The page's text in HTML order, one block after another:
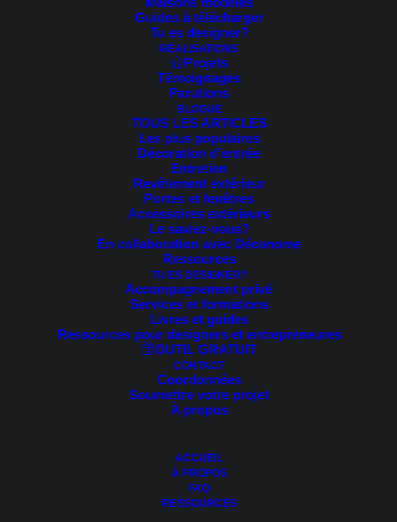
Guides à télécharger
Tu es designer?
RÉALISATIONS
Projets
Témoignages
Parutions
BLOGUE
TOUS LES ARTICLES
Les plus populaires
Décoration d’entrée
Entretien
Revêtement extérieur
Portes et fenêtres
Accessoires extérieurs
Le saviez-vous?
En collaboration avec Déconome
Ressources
TU ES DESIGNER?
Accompagnement privé
Services et formations
Livres et guides
Ressources pour designers et entrepreneures
OUTIL GRATUIT
CONTACT
Coordonnées
Soumettre votre projet
À propos
ACCUEIL
À PROPOS
FAQ
RESSOURCES
Voici le seul résultat
15.00$